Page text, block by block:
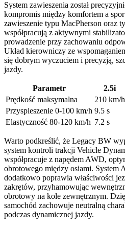
System zawieszenia został
kompromis między komfortem a
zawieszenie typu MacPherson oraz
współpracują z aktywnymi
prowadzenie przy zachowaniu
Układ kierowniczy ze
się dobrym wyczuciem i precyzją,
jazdy.
Parametr 2.5i
Prędkość maksymalna
210 km/h
Przyspieszenie 0-100 km/h 9.5 s
Elastyczność 80-120 km/h 7.2 s
Warto podkreślić, że Legacy BW
system kontroli trakcji Vehicle
współpracuje z napędem AWD,
obrotowego między osiami. System
dodatkowo poprawia właściwości
zakrętów, przyhamowując
obrotowy na kole zewnętrznym.
samochód zachowuje neutralną
podczas dynamicznej jazdy.